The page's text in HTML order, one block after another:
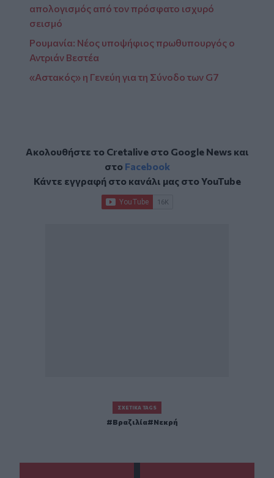
απολογισμός από τον πρόσφατο ισχυρό
σεισμό
Ρουμανία: Νέος υποψήφιος πρωθυπουργός ο
Αντριάν Βεστέα
«Αστακός» η Γενεύη για τη Σύνοδο των G7
Ακολουθήστε το Cretalive στο Google Newsκαι
στο Facebook
Κάντε εγγραφή στο κανάλι μας στοYouTube
ΣΧΕΤΙΚΆ TAGS
Βραζιλία Νεκρή